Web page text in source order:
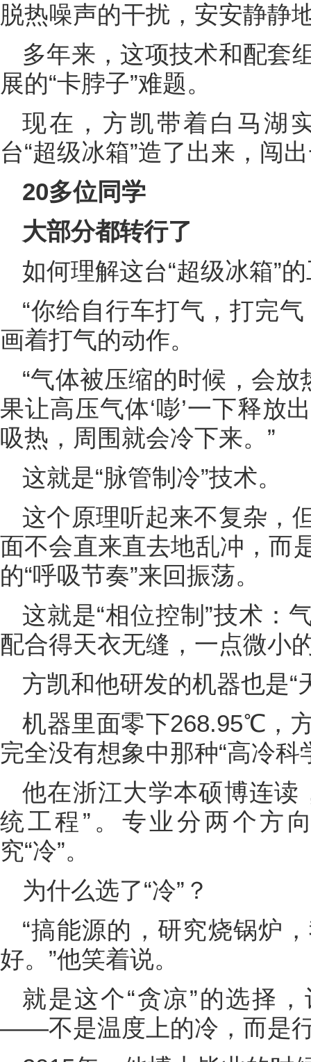
脱热噪声的干扰，安安静静
多年来，这项技术和配套
展的“卡脖子”难题。
现在，方凯带着白马湖
台“超级冰箱”造了出来，闯
20多位同学
大部分都转行了
如何理解这台“超级冰箱”
“你给自行车打气，打完
画着打气的动作。
“气体被压缩的时候，会放
果让高压气体‘嘭’一下释放
吸热，周围就会冷下来。”
这就是“脉管制冷”技术。
这个原理听起来不复杂，
面不会直来直去地乱冲，而
的“呼吸节奏”来回振荡。
这就是“相位控制”技术：
配合得天衣无缝，一点微小
方凯和他研发的机器也是“
机器里面零下268.95℃，
完全没有想象中那种“高冷科
他在浙江大学本硕博连读
统工程”。专业分两个方
究“冷”。
为什么选了“冷”？
“搞能源的，研究烧锅炉
好。”他笑着说。
就是这个“贪凉”的选择
——不是温度上的冷，而是行